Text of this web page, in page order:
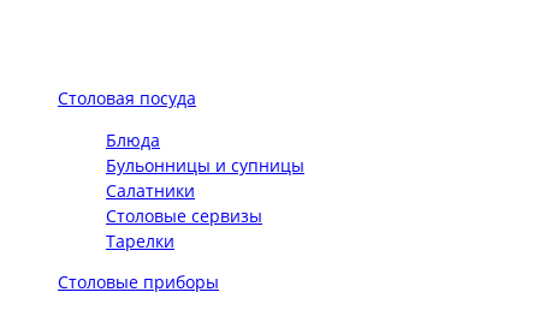
Столовая посуда
Блюда
Бульонницы и супницы
Салатники
Столовые сервизы
Тарелки
Столовые приборы